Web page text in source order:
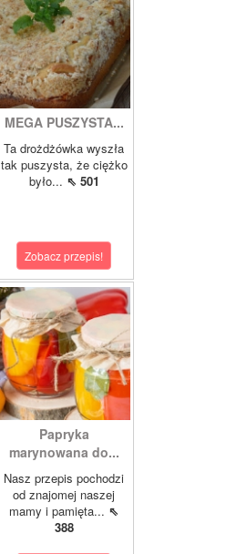
MEGA PUSZYSTA...
Ta drożdżówka wyszła
tak puszysta, że ciężko
było... ⇖ 501
Zobacz przepis!
Papryka
marynowana do...
Nasz przepis pochodzi
od znajomej naszej
mamy i pamięta... ⇖
388